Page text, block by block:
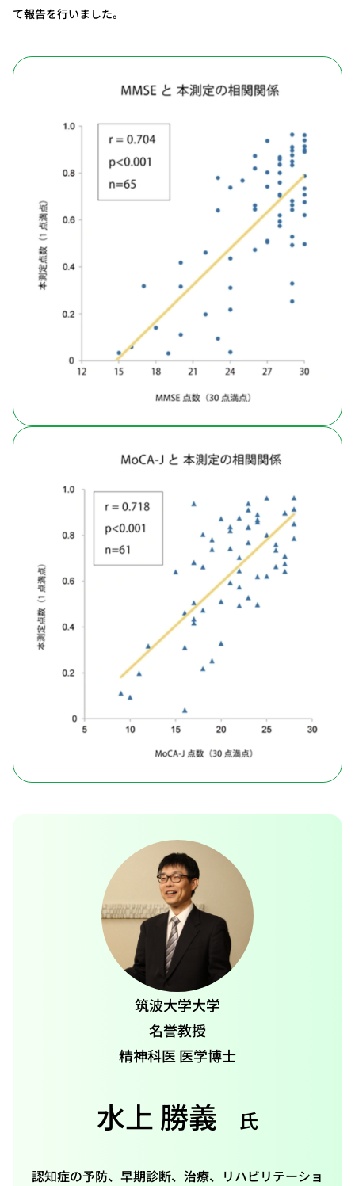
て報告を行いました。
筑波大学大学
名誉教授
精神科医 医学博士
水上 勝義 氏
認知症の予防、早期診断、治療、リハビリテーショ